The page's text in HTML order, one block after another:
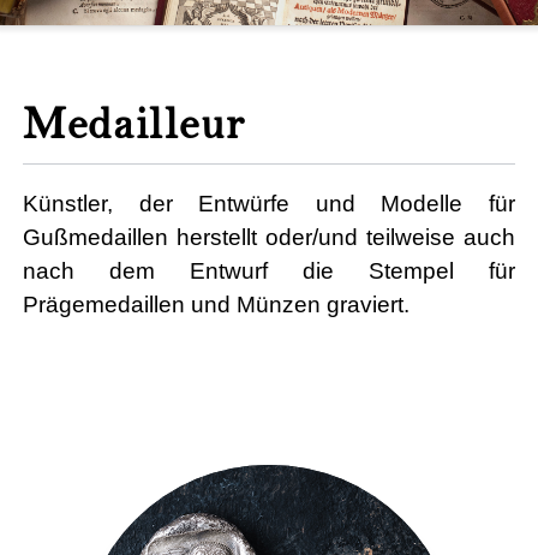
Medailleur
Künstler, der Entwürfe und Modelle für
Gußmedaillen herstellt oder/und teilweise auch
nach dem Entwurf die Stempel für
Prägemedaillen und Münzen graviert.